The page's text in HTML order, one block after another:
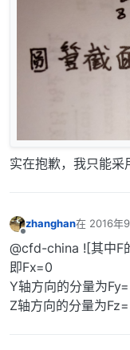
实在抱歉，我只能采
离线
zhanghan在 2016年
最后由 编辑
@cfd-china ![其中F
即Fx=0
Y轴方向的分量为
Z轴方向的分量为